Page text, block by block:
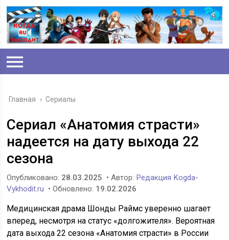
Главная › Сериалы
Сериал «Анатомия страсти»
надеется на дату выхода 22
сезона
Опубликовано: 28.03.2025 • Автор: Редакция Kogda-
Vykhodit.ru • Обновлено: 19.02.2026
Медицинская драма Шонды Раймс уверенно шагает
вперед, несмотря на статус «долгожителя». Вероятная
дата выхода 22 сезона «Анатомия страсти» в России